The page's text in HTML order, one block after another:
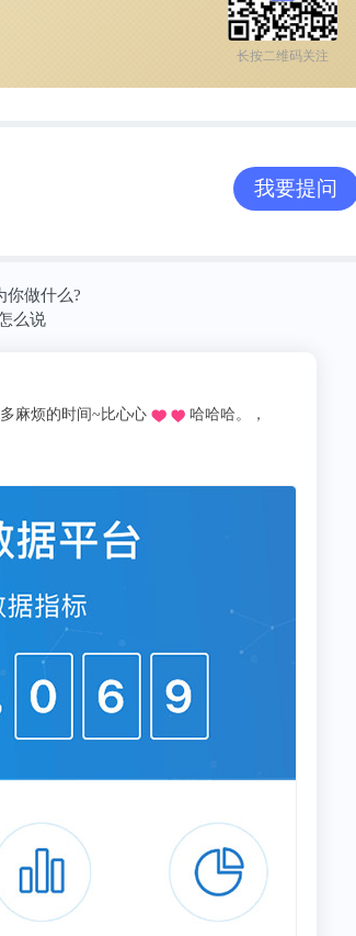
继续高居榜首，麻省理工学院
、清华大学(231份)和浙江大学
长按二维码关注
我要提问
你做什么?
么说
论文啦，再也不用早起去扒位23333